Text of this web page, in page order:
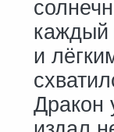
каждый
и
Дракон